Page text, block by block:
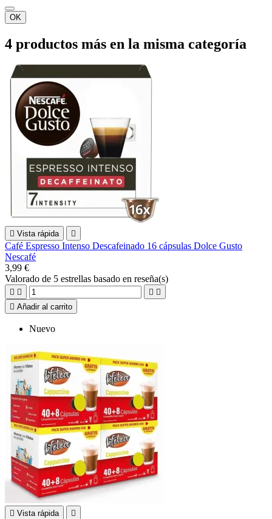
OK
4 productos más en la misma categoría
 Vista rápida 
Café Espresso Intenso Descafeinado 16 cápsulas Dolce Gusto
Nescafé
3,99 €
Valorado de 5 estrellas basado en reseña(s)
   
 Añadir al carrito
Nuevo
 Vista rápida 